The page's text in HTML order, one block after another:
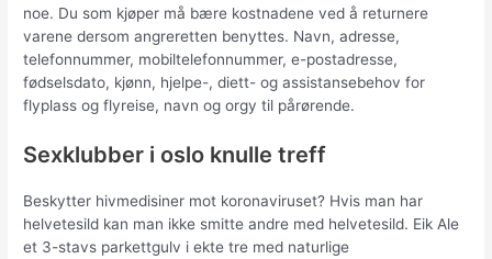
noe. Du som kjøper må bære kostnadene ved å returnere
varene dersom angreretten benyttes. Navn, adresse,
telefonnummer, mobiltelefonnummer, e-postadresse,
fødselsdato, kjønn, hjelpe-, diett- og assistansebehov for
flyplass og flyreise, navn og orgy til pårørende.
Sexklubber i oslo knulle treff
Beskytter hivmedisiner mot koronaviruset? Hvis man har
helvetesild kan man ikke smitte andre med helvetesild. Eik Ale
et 3-stavs parkettgulv i ekte tre med naturlige